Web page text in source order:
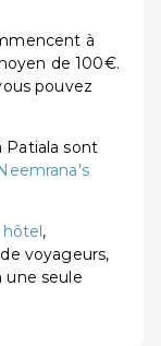
à
de 100€.
pouvez
Patiala sont
,
voyageurs,
seule